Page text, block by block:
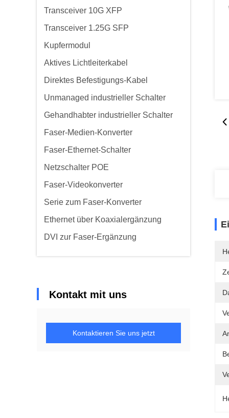
Transceiver 10G XFP
Transceiver 1.25G SFP
Kupfermodul
Aktives Lichtleiterkabel
Direktes Befestigungs-Kabel
Unmanaged industrieller Schalter
Gehandhabter industrieller Schalter
Faser-Medien-Konverter
Faser-Ethernet-Schalter
Netzschalter POE
Faser-Videokonverter
Serie zum Faser-Konverter
Ethernet über Koaxialergänzung
DVI zur Faser-Ergänzung
Kontakt mit uns
Kontaktieren Sie uns jetzt